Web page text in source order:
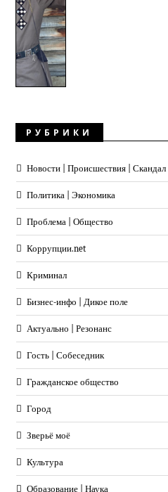
РУБРИКИ
Новости | Происшествия | Скандал
Политика | Экономика
Проблема | Общество
Коррупции.net
Криминал
Бизнес-инфо | Дикое поле
Актуально | Резонанс
Гость | Собеседник
Гражданское общество
Город
Зверьё моё
Культура
Образование | Наука